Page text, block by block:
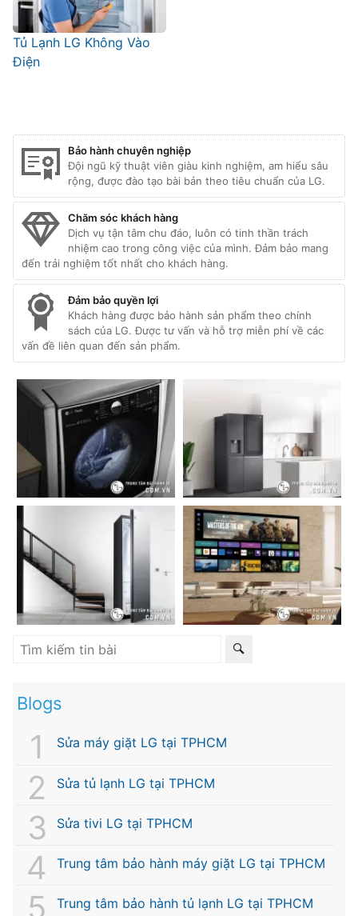
Tủ Lạnh LG Không Vào
Điện
Bảo hành chuyên nghiệp
Đội ngũ kỹ thuật viên giàu kinh nghiệm, am hiểu sâu
rộng, được đào tạo bài bản theo tiêu chuẩn của LG.
Chăm sóc khách hàng
Dịch vụ tận tâm chu đáo, luôn có tinh thần trách
nhiệm cao trong công việc của mình. Đảm bảo mang
đến trải nghiệm tốt nhất cho khách hàng.
Đảm bảo quyền lợi
Khách hàng được bảo hành sản phẩm theo chính
sách của LG. Được tư vấn và hỗ trợ miễn phí về các
vấn đề liên quan đến sản phẩm.
Blogs
Sửa máy giặt LG tại TPHCM
Sửa tủ lạnh LG tại TPHCM
Sửa tivi LG tại TPHCM
Trung tâm bảo hành máy giặt LG tại TPHCM
Trung tâm bảo hành tủ lạnh LG tại TPHCM